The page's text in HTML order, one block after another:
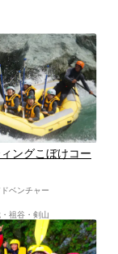
ングこぼけコー
ベンチャー
祖谷・剣山